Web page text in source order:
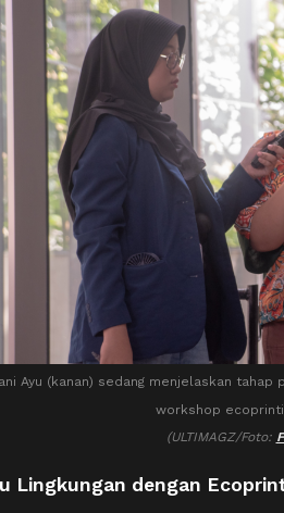
Ayu (kanan) sedang menjelaskan
workshop
(ULTIMAGZ/Foto:
Lingkungan dengan